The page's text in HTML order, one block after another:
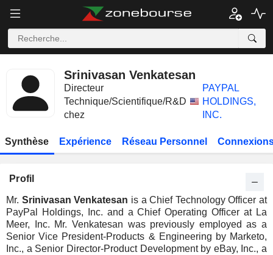
Srinivasan Venkatesan
Directeur
Technique/Scientifique/R&D
chez
PAYPAL
HOLDINGS,
INC.
Synthèse Expérience Réseau Personnel
Profil
Mr. Srinivasan Venkatesan is a Chief Technology Officer at
PayPal Holdings, Inc. and a Chief Operating Officer at La
Meer, Inc. Mr. Venkatesan was previously employed as a
Senior Vice President-Products & Engineering by Marketo,
Inc., a Senior Director-Product Development by eBay, Inc., a